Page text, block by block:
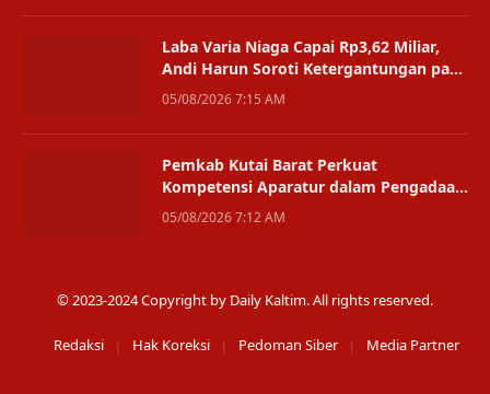
Laba Varia Niaga Capai Rp3,62 Miliar,
Andi Harun Soroti Ketergantungan pada
Satu Bisnis
05/08/2026 7:15 AM
Pemkab Kutai Barat Perkuat
Kompetensi Aparatur dalam Pengadaan
Digital
05/08/2026 7:12 AM
© 2023-2024 Copyright by Daily Kaltim. All rights reserved.
Redaksi Hak Koreksi Pedoman Siber Media Partner